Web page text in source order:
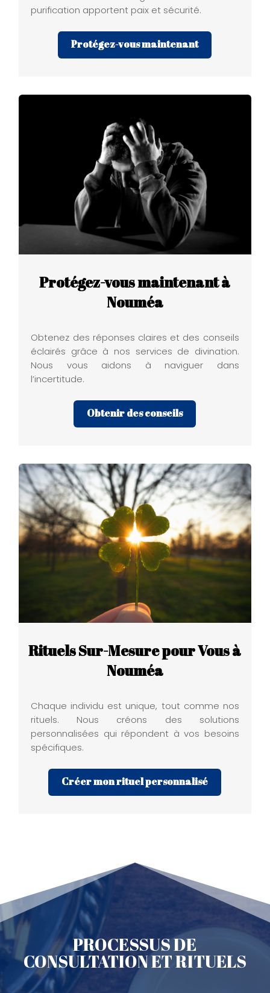
purification apportent paix et sécurité.
Protégez-vous maintenant
Protégez-vous maintenant à
Nouméa
Obtenez des réponses claires et des conseils
éclairés grâce à nos services de divination.
Nous vous aidons à naviguer dans
l’incertitude.
Obtenir des conseils
Rituels Sur-Mesure pour Vous à
Nouméa
Chaque individu est unique, tout comme nos
rituels. Nous créons des solutions
personnalisées qui répondent à vos besoins
spécifiques.
Créer mon rituel personnalisé
PROCESSUS DE
CONSULTATION ET RITUELS